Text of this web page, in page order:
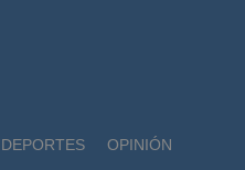
DEPORTES OPINIÓN